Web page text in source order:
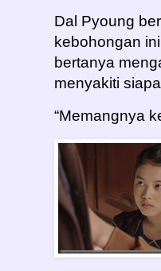
Dal Pyoung
kebohongan
bertanya
menyakiti
“Memangnya